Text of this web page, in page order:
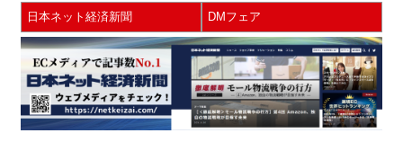
日本ネット経済新聞 DMフェア